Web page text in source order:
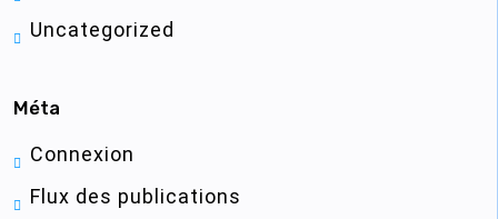
Uncategorized
Méta
Connexion
Flux des publications